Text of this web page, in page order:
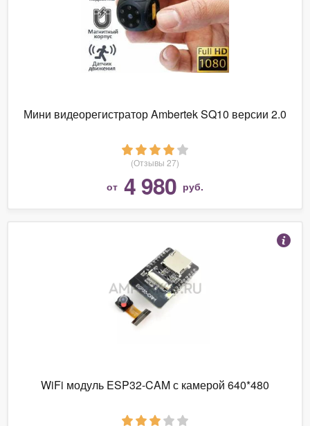
Мини видеорегистратор Ambertek SQ10 версии 2.0
(Отзывы 27)
от 4 980 руб.
WiFi модуль ESP32-CAM с камерой 640*480